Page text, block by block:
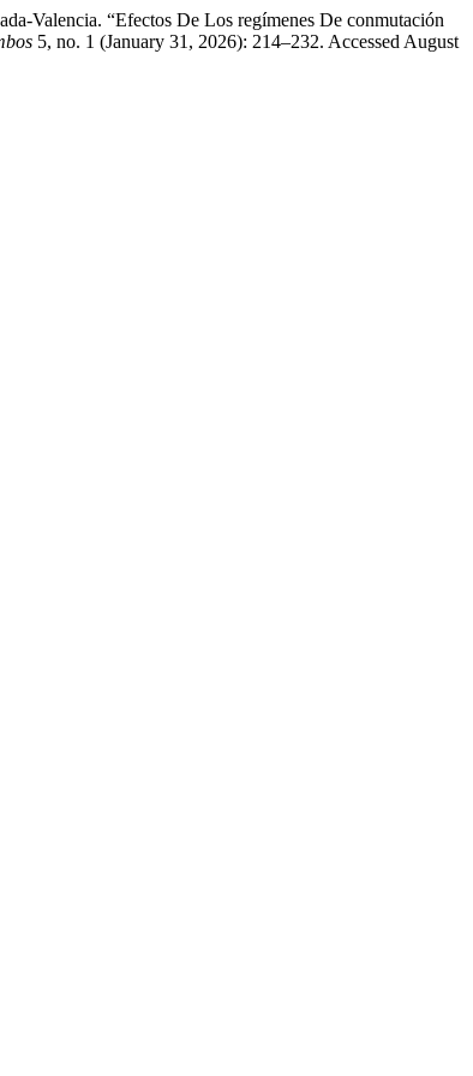
Valencia. “Efectos De Los regímenes De conmutación
5, no. 1 (January 31, 2026): 214–232. Accessed August